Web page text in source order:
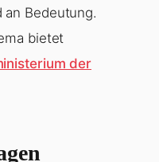
an Bedeutung.
bietet
der